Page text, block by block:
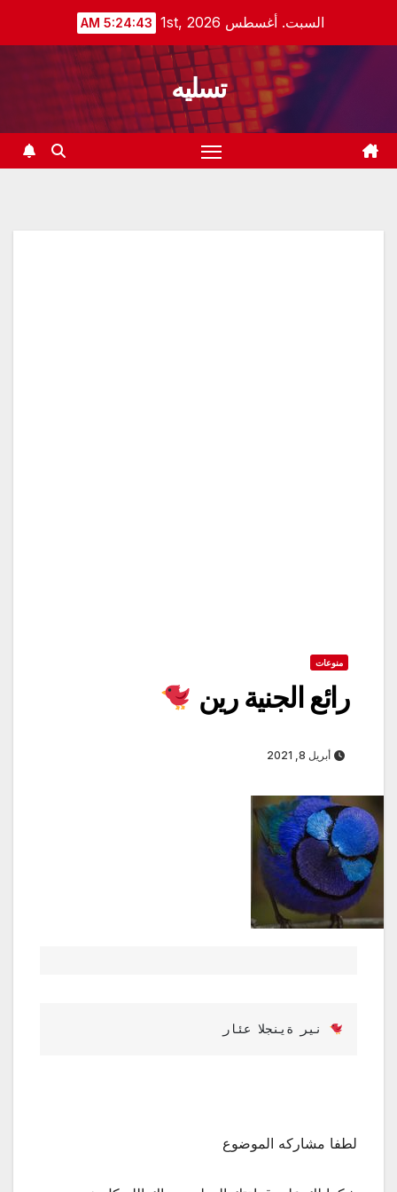
السبت. أغسطس 1st, 2026 5:24:43 AM
تسليه
منوعات
رائع الجنية رين
أبريل 8, 2021
رائع الجنية رين
لطفا مشاركه الموضوع